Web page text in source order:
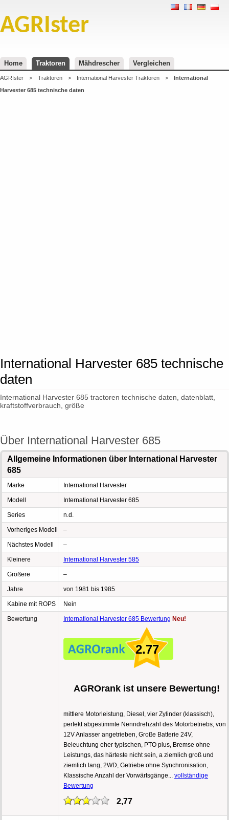
AGRIster
Home Traktoren Mähdrescher Vergleichen
AGRIster > Traktoren > International Harvester Traktoren >
International
Harvester 685 technische daten
International Harvester 685 technische
daten
International Harvester 685 tractoren technische daten, datenblatt,
kraftstoffverbrauch, größe
Über International Harvester 685
Allgemeine Informationen über International Harvester
685
Marke International Harvester
Modell International Harvester 685
Series n.d.
Vorheriges Modell –
Nächstes Modell –
Kleinere International Harvester 585
Größere –
Jahre von 1981 bis 1985
Kabine mit ROPS Nein
Bewertung International Harvester 685 Bewertung Neu!
2.77
AGROrank ist unsere Bewertung!
mittlere Motorleistung, Diesel, vier Zylinder (klassisch),
perfekt abgestimmte Nenndrehzahl des Motorbetriebs, von
12V Anlasser angetrieben, Große Batterie 24V,
Beleuchtung eher typischen, PTO plus, Bremse ohne
Leistungs, das härteste nicht sein, a ziemlich groß und
ziemlich lang, 2WD, Getriebe ohne Synchronisation,
Klassische Anzahl der Vorwärtsgänge... vollständige
Bewertung
2,77